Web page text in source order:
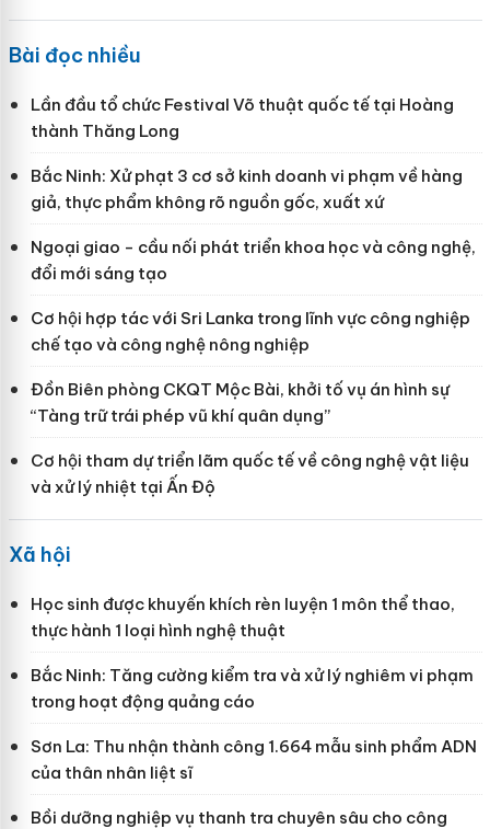
Bài đọc nhiều
Lần đầu tổ chức Festival Võ thuật quốc tế tại Hoàng
thành Thăng Long
Bắc Ninh: Xử phạt 3 cơ sở kinh doanh vi phạm về hàng
giả, thực phẩm không rõ nguồn gốc, xuất xứ
Ngoại giao - cầu nối phát triển khoa học và công nghệ,
đổi mới sáng tạo
Cơ hội hợp tác với Sri Lanka trong lĩnh vực công nghiệp
chế tạo và công nghệ nông nghiệp
Đồn Biên phòng CKQT Mộc Bài, khởi tố vụ án hình sự
“Tàng trữ trái phép vũ khí quân dụng”
Cơ hội tham dự triển lãm quốc tế về công nghệ vật liệu
và xử lý nhiệt tại Ấn Độ
Xã hội
Học sinh được khuyến khích rèn luyện 1 môn thể thao,
thực hành 1 loại hình nghệ thuật
Bắc Ninh: Tăng cường kiểm tra và xử lý nghiêm vi phạm
trong hoạt động quảng cáo
Sơn La: Thu nhận thành công 1.664 mẫu sinh phẩm ADN
của thân nhân liệt sĩ
Bồi dưỡng nghiệp vụ thanh tra chuyên sâu cho công